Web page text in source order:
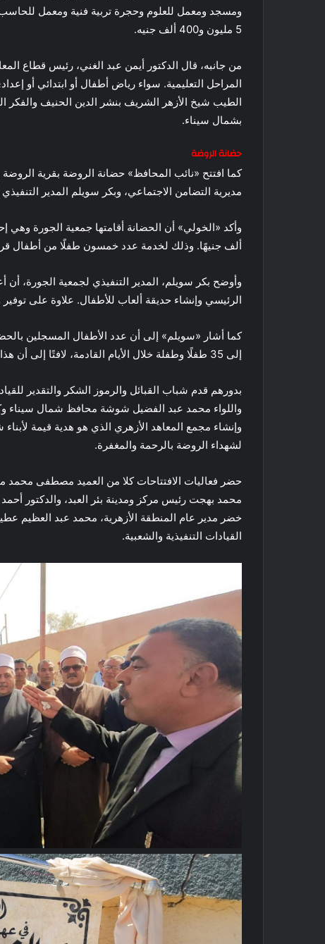
ومسجد ومعمل للعلوم وحجرة تربية فنية ومعمل للحاسب
5 مليون و400 ألف جنيه.
المراحل التعليمية. سواء رياض أطفال أو ابتدائي أو
الطيب شيخ الأزهر الشريف بنشر الدين الحنيف والفكر
بشمال سيناء.
حضانة الروضة
كما افتتح «نائب المحافظ» حضانة الروضة بقرية الروضة
مديرية التضامن الاجتماعي، وبكر سويلم المدير
ألف جنيهًا. وذلك لخدمة عدد خمسون طفلًا من أطفال
وأوضح بكر سويلم، المدير التنفيذي لجمعية الجورة،
الرئيسي وإنشاء حديقة ألعاب للأطفال. علاوة على توفير
إلى 35 طفلًا وطفلة خلال الأيام القادمة، لافتًا إلى أن هذا يأتي ضمن مشروع تعزيز التنمية المستدامة بشمال سيناء.
بدورهم قدم شباب القبائل والرموز الشكر والتقدير
واللواء محمد عبد الفضيل شوشة محافظ شمال سيناء
وإنشاء مجمع المعاهد الأزهري الذي هو هدية قيمة
لشهداء الروضة بالرحمة والمغفرة.
حضر فعاليات الافتتاحات كلا من العميد مصطفى محمد
محمد بهجت رئيس مركز ومدينة بئر العبد، والدكتور
خضر مدير عام المنطقة الأزهرية، محمد عبد العظيم
القيادات التنفيذية والشعبية.